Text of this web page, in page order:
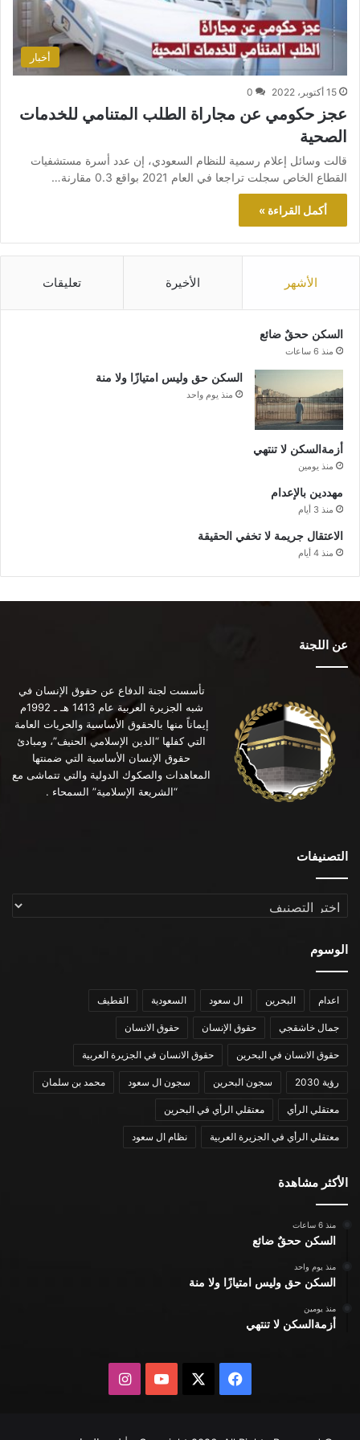
أخبار
15 أكتوبر، 2022 0
عجز حكومي عن مجاراة الطلب المتنامي للخدمات
الصحية
قالت وسائل إعلام رسمية للنظام السعودي، إن عدد أسرة مستشفيات
القطاع الخاص سجلت تراجعا في العام 2021 بواقع 0.3 مقارنة…
أكمل القراءة »
الأشهر الأخيرة تعليقات
السكن ححقٌ ضائع
منذ 6 ساعات
السكن حق وليس امتيازًا ولا منة
منذ يوم واحد
أزمةالسكن لا تنتهي
منذ يومين
مهددين بالإعدام
منذ 3 أيام
الاعتقال جريمة لا تخفي الحقيقة
منذ 4 أيام
عن اللجنة
تأسست لجنة الدفاع عن حقوق الإنسان في
شبه الجزيرة العربية عام 1413 هـ ـ 1992م
إيماناً منها بالحقوق الأساسية والحريات العامة
التي كفلها “الدين الإسلامي الحنيف”، ومبادئ
حقوق الإنسان الأساسية التي ضمنتها
المعاهدات والصكوك الدولية والتي تتماشى مع
“الشريعة الإسلامية” السمحاء .
التصنيفات
التصنيفات
الوسوم
اعدام البحرين ال سعود السعودية القطيف
جمال خاشقجي حقوق الإنسان حقوق الانسان
حقوق الانسان في البحرين حقوق الانسان في الجزيرة العربية
رؤية 2030 سجون البحرين سجون ال سعود محمد بن سلمان
معتقلي الرأي معتقلي الرأي في البحرين
معتقلي الرأي في الجزيرة العربية نظام ال سعود
الأكثر مشاهدة
منذ 6 ساعات
السكن ححقٌ ضائع
منذ يوم واحد
السكن حق وليس امتيازًا ولا منة
منذ يومين
أزمةالسكن لا تنتهي
فيسبوك يوتيوبانستقرام